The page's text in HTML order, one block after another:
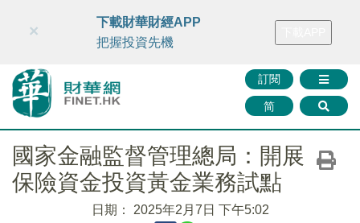
財華智庫網 FINTV FINMETA 財華證券 媒體矩陣
訂閱
简
×
下載財華財經APP
把握投資先機
國家金融監督管理總局：開展
保險資金投資黃金業務試點
日期： 2025年2月7日 下午5:02